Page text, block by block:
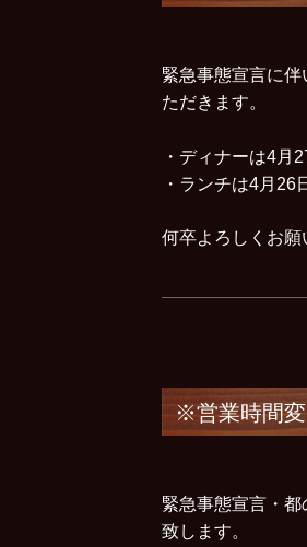
緊急事態宣言に
ただきます。
・ディナーは4月
・ランチは4月26
何卒よろしくお
※営業時間
緊急事態宣言・
致します。